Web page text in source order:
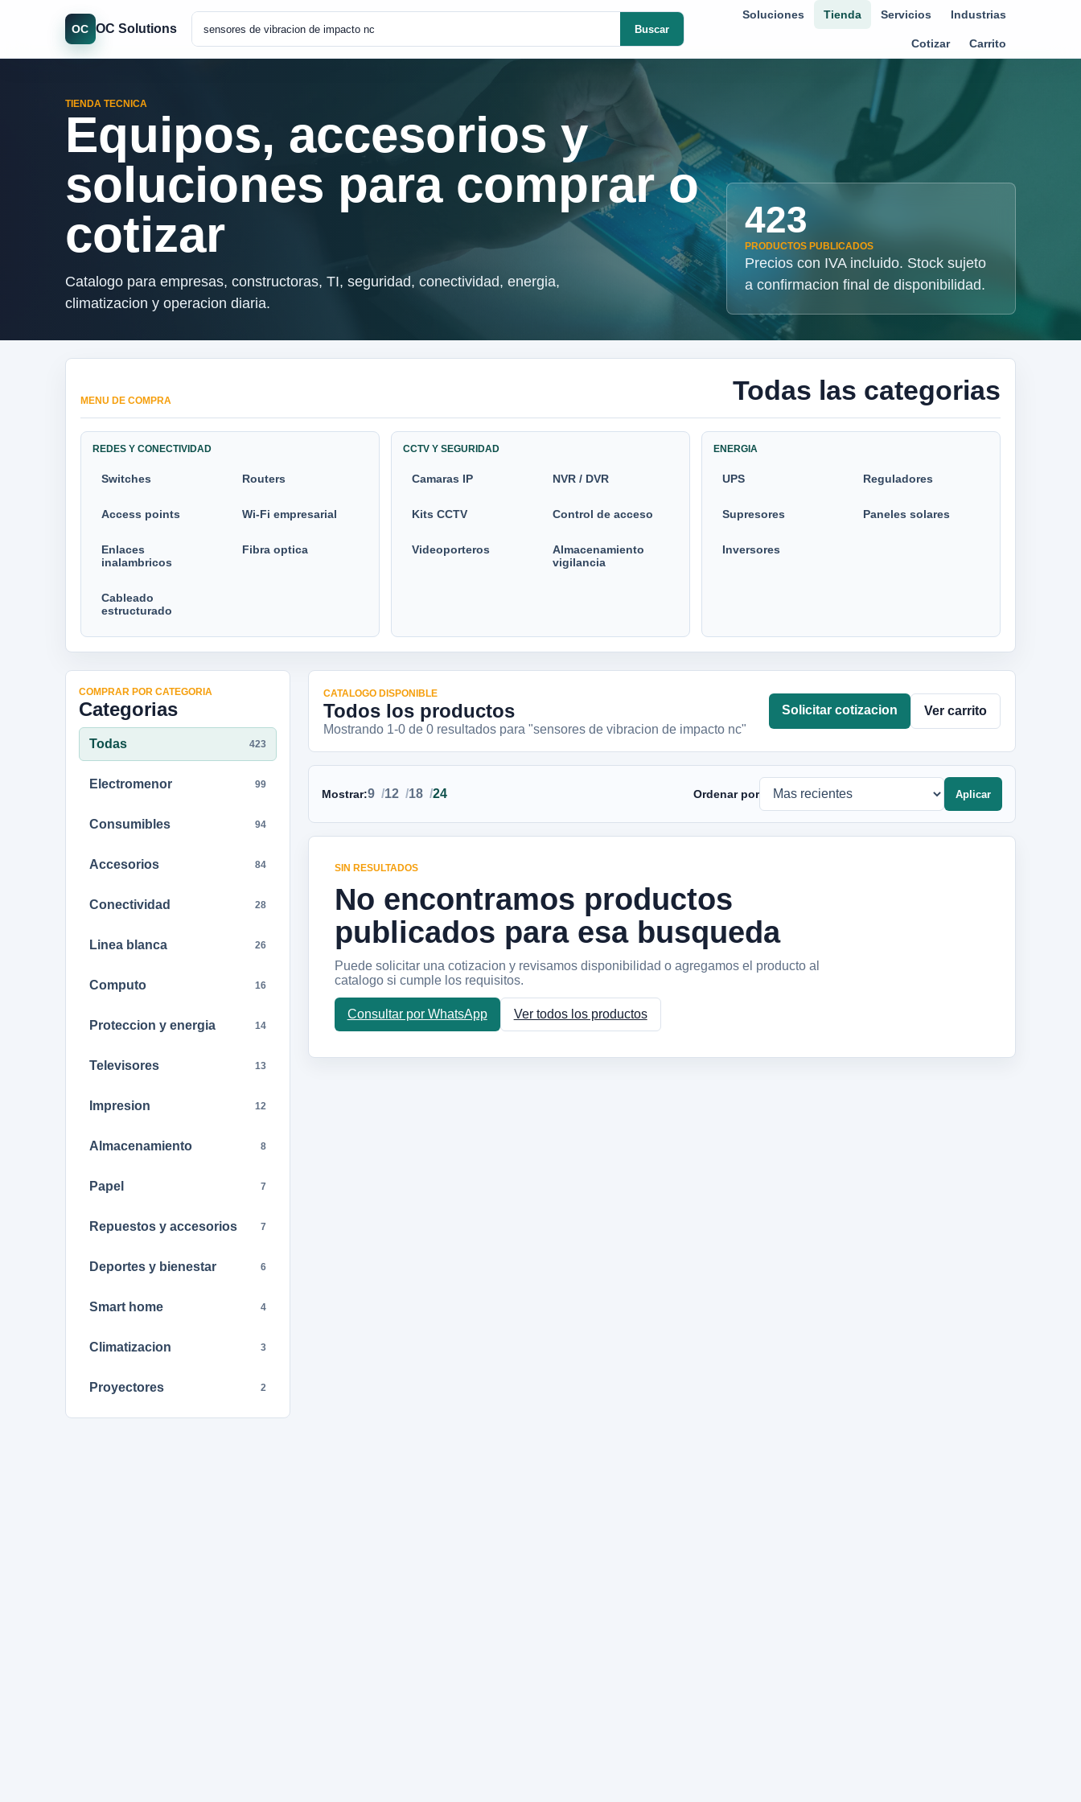
OC OC Solutions Buscar
Soluciones Tienda Servicios Industrias
Cotizar Carrito
TIENDA TECNICA
Equipos, accesorios y
soluciones para comprar o
cotizar
Catalogo para empresas, constructoras, TI, seguridad, conectividad, energia,
climatizacion y operacion diaria.
423
PRODUCTOS PUBLICADOS
Precios con IVA incluido. Stock sujeto
a confirmacion final de disponibilidad.
MENU DE COMPRA Todas las categorias
REDES Y CONECTIVIDAD
Switches Routers
Access points Wi-Fi empresarial
Enlaces
inalambricos
Fibra optica
Cableado
estructurado
CCTV Y SEGURIDAD
Camaras IP NVR / DVR
Kits CCTV Control de acceso
Videoporteros
Almacenamiento
vigilancia
ENERGIA
UPS Reguladores
Supresores Paneles solares
Inversores
COMPRAR POR CATEGORIA
Categorias
Todas 423
Electromenor 99
Consumibles 94
Accesorios 84
Conectividad 28
Linea blanca 26
Computo 16
Proteccion y energia 14
Televisores 13
Impresion 12
Almacenamiento 8
Papel 7
Repuestos y accesorios 7
Deportes y bienestar 6
Smart home 4
Climatizacion 3
Proyectores 2
CATALOGO DISPONIBLE
Todos los productos
Mostrando 1-0de 0resultadospara "sensores de vibracion de impacto nc"
Solicitar cotizacion Ver carrito
Mostrar:9 12 18 24 Ordenar por Aplicar
SIN RESULTADOS
No encontramos productos
publicados para esa busqueda
Puede solicitar una cotizacion y revisamos disponibilidad o agregamos el producto al
catalogo si cumple los requisitos.
Consultar por WhatsApp Ver todos los productos